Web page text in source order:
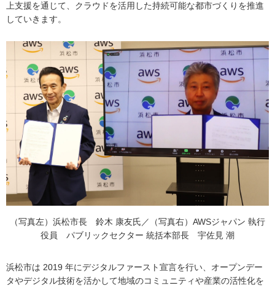
上支援を通じて、クラウドを活用した持続可能な都市づくりを推進
していきます。
（写真左）浜松市長 鈴木 康友氏／（写真右）AWSジャパン 執行
役員 パブリックセクター 統括本部長 宇佐見 潮
浜松市は 2019 年にデジタルファースト宣言を行い、オープンデー
タやデジタル技術を活かして地域のコミュニティや産業の活性化を